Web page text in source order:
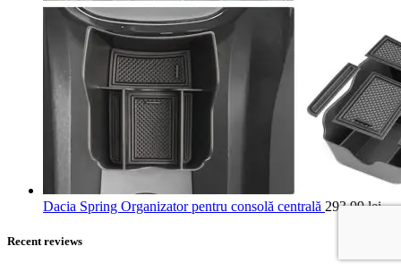
Dacia Spring Organizator pentru consolă centrală 293,99lei
Recent reviews